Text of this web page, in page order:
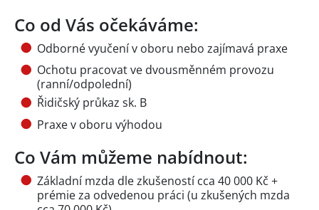
Co od Vás očekáváme:
Odborné vyučení v oboru nebo zajímavá praxe
Ochotu pracovat ve dvousměnném provozu
(ranní/odpolední)
Řidičský průkaz sk. B
Praxe v oboru výhodou
Co Vám můžeme nabídnout:
Základní mzda dle zkušeností cca 40 000 Kč +
prémie za odvedenou práci (u zkušených mzda